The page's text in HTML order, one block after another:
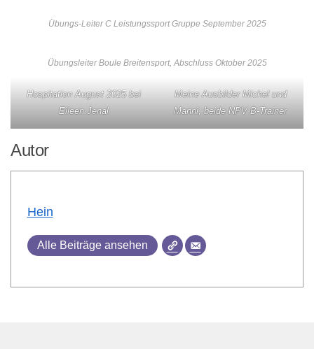
Übungs-Leiter C Leistungssport Gruppe September 2025
Übungsleiter Boule Breitensport, Abschluss Oktober 2025
Hospitation August 2025 bei
Eileen Jenal
Meine Ausbilder Michel und
Manni, beide NPV B-Trainer
Autor
Hein
Alle Beiträge ansehen